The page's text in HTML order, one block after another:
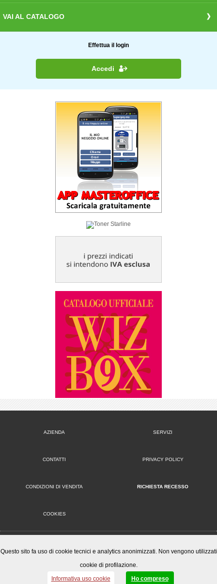
VAI AL CATALOGO
Effettua il login
Accedi
AZIENDA SERVIZI
CONTATTI PRIVACY POLICY
CONDIZIONI DI VENDITA RICHIESTA RECESSO
COOKIES
Mister Wizard S.r.l.
© 2014-15 Mister Wizard, tutti i diritti riservati. Logo Mister Wizard e altri marchi e loghi utilizzati in
questo sito sono di proprietà o concessi in licenza a Mister Wizard. reg. imp. C.F. e P.IVA
Questo sito fa uso di cookie tecnici e analytics anonimizzati. Non vengono utilizzati
cookie di profilazione.
Informativa uso cookie
Ho compreso